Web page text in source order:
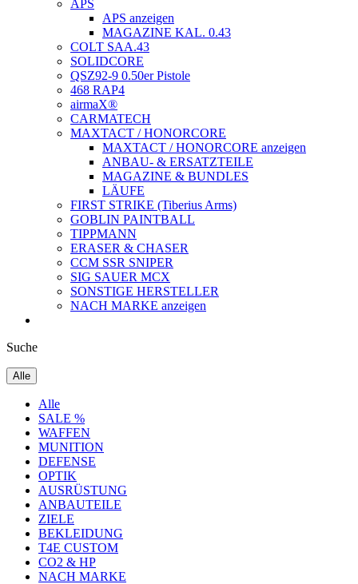
APS
APS anzeigen
MAGAZINE KAL. 0.43
COLT SAA.43
SOLIDCORE
QSZ92-9 0.50er Pistole
468 RAP4
airmaX®
CARMATECH
MAXTACT / HONORCORE
MAXTACT / HONORCORE anzeigen
ANBAU- & ERSATZTEILE
MAGAZINE & BUNDLES
LÄUFE
FIRST STRIKE (Tiberius Arms)
GOBLIN PAINTBALL
TIPPMANN
ERASER & CHASER
CCM SSR SNIPER
SIG SAUER MCX
SONSTIGE HERSTELLER
NACH MARKE anzeigen
Suche
Alle
Alle
SALE %
WAFFEN
MUNITION
DEFENSE
OPTIK
AUSRÜSTUNG
ANBAUTEILE
ZIELE
BEKLEIDUNG
T4E CUSTOM
CO2 & HP
NACH MARKE